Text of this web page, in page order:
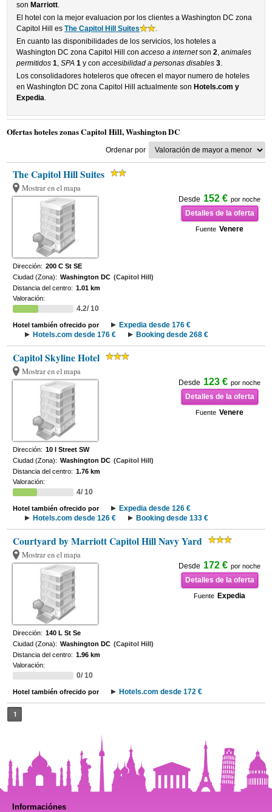
son Marriott.
El hotel con la mejor evaluacion por los clientes a Washington DC zona
Capitol Hill esThe Capitol Hill Suites
.
En cuanto las disponibilidades de los servicios, los hoteles a
Washington DC zona Capitol Hill conacceso a internetson2,animales
permitidos 1,SPA 1 y conaccesibilidad a personas disables 3.
Los consolidadores hoteleros que ofrecen el mayor numero de hoteles
en Washington DC zona Capitol Hill actualmente son Hotels.com y
Expedia.
Ofertas hoteles zonas Capitol Hill, Washington DC
Ordenar por
The Capitol Hill Suites
Mostrar en el mapa
Desde 152 € por noche
Detalles de la oferta
Fuente Venere
Dirección: 200 C St SE
Ciudad (Zona): Washington DC (Capitol Hill)
Distancia del centro: 1.01 km
Valoración:
4.2/ 10
Hotel también ofrecido por
Expedia desde 176 €
Hotels.com desde 176 €
Booking desde 268 €
Capitol Skyline Hotel
Mostrar en el mapa
Desde 123 € por noche
Detalles de la oferta
Fuente Venere
Dirección: 10 I Street SW
Ciudad (Zona): Washington DC (Capitol Hill)
Distancia del centro: 1.76 km
Valoración:
4/ 10
Hotel también ofrecido por
Expedia desde 126 €
Hotels.com desde 126 €
Booking desde 133 €
Courtyard by Marriott Capitol Hill Navy Yard
Mostrar en el mapa
Desde 172 € por noche
Detalles de la oferta
Fuente Expedia
Dirección: 140 L St Se
Ciudad (Zona): Washington DC (Capitol Hill)
Distancia del centro: 1.96 km
Valoración:
0/ 10
Hotel también ofrecido por Hotels.com desde 172 €
1
Informaciónes